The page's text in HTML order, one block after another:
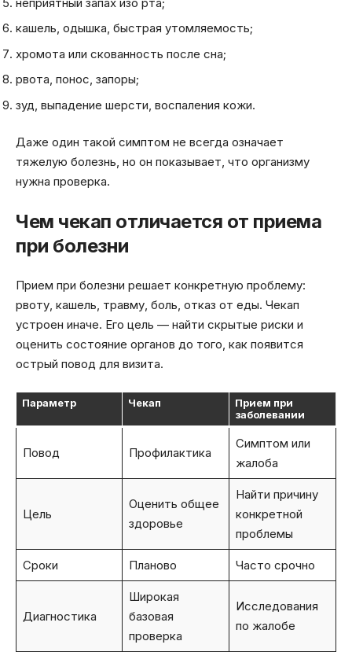
кашель, одышка, быстрая утомляемость;
хромота или скованность после сна;
рвота, понос, запоры;
зуд, выпадение шерсти, воспаления кожи.
Даже один такой симптом не всегда означает
тяжелую болезнь, но он показывает, что организму
нужна проверка.
Чем чекап отличается от приема
при болезни
Прием при болезни решает конкретную проблему:
рвоту, кашель, травму, боль, отказ от еды. Чекап
устроен иначе. Его цель — найти скрытые риски и
оценить состояние органов до того, как появится
острый повод для визита.
Параметр Чекап
Прием при
заболевании
Повод Профилактика
Симптом или
жалоба
Цель
Оценить общее
здоровье
Найти причину
конкретной
проблемы
Сроки Планово Часто срочно
Диагностика
Широкая
базовая
проверка
Исследования
по жалобе